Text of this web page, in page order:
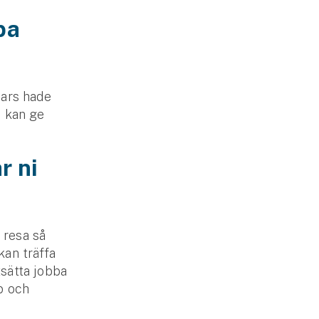
hade
ge
ni
så
träffa
jobba
och